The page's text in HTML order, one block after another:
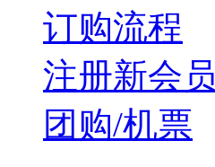
订购流程
注册新会员
团购/机票